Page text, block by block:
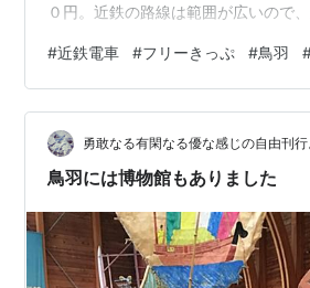
０円。近鉄の路線は範囲が広いので
だ。 ３日間全線フリー 鳥羽へ 初日の
へ。大和八木７時１６分発の五十鈴
て、乗り換え１回で鳥羽９時２８分
ても結構早い。ちなみにこの急行は始
時３５分で五十鈴川着が８時５７分
#近鉄電車 #フリーきっぷ #鳥羽
勇敢なる有閑なる優な感じの自由刊
鳥羽には博物館もありました